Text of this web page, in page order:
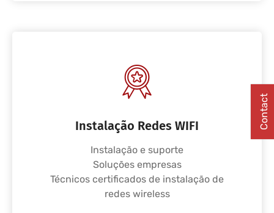
Instalação Redes WIFI
Instalação e suporte
Soluções empresas
Técnicos certificados de instalação de
redes wireless
Contact